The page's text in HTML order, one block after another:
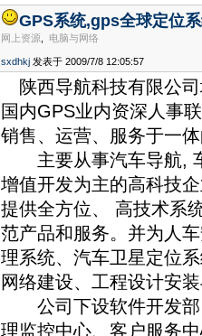
GPS系统,gps全球定位
网上资源 电脑与网络
sxdhkj 发表于 2009/7/8 12:05:57
陕西导航科技有限公
国内GPS业内资深人事
销售、运营、服务于一
主要从事汽车导航, 车
增值开发为主的高科技
提供全方位、 高技术系
范产品和服务。并为人
理系统、汽车卫星定位
网络建设、工程设计安
公司下设软件开发部
理监控中心、客户服务